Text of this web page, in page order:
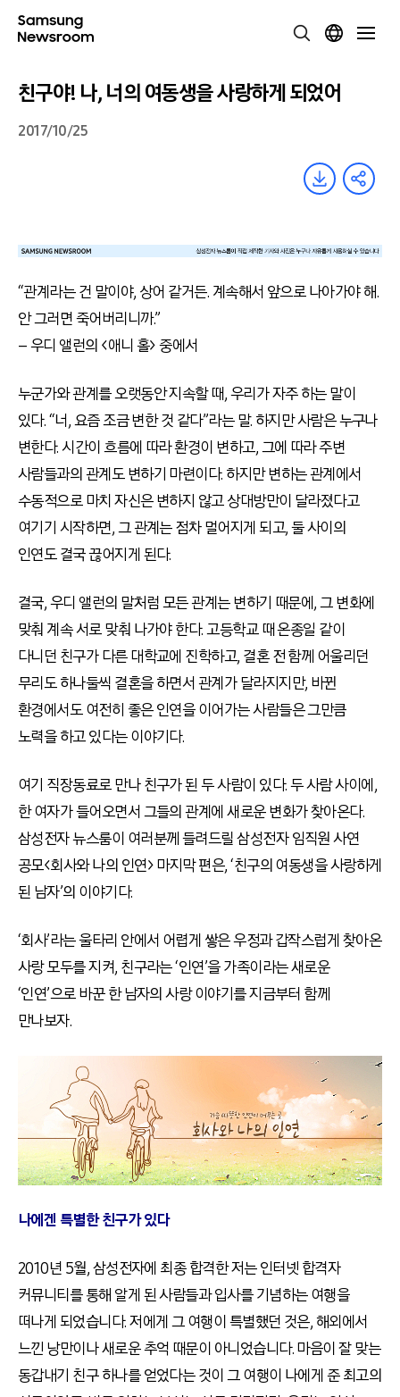
친구야! 나, 너의 여동생을 사랑하게 되었어
2017/10/25
“관계라는 건 말이야, 상어 같거든. 계속해서 앞으로 나아가야 해.
안 그러면 죽어버리니까.”
– 우디 앨런의 <애니 홀> 중에서
누군가와 관계를 오랫동안 지속할 때, 우리가 자주 하는 말이
있다. “너, 요즘 조금 변한 것 같다”라는 말. 하지만 사람은 누구나
변한다. 시간이 흐름에 따라 환경이 변하고, 그에 따라 주변
사람들과의 관계도 변하기 마련이다. 하지만 변하는 관계에서
수동적으로 마치 자신은 변하지 않고 상대방만이 달라졌다고
여기기 시작하면, 그 관계는 점차 멀어지게 되고, 둘 사이의
인연도 결국 끊어지게 된다.
결국, 우디 앨런의 말처럼 모든 관계는 변하기 때문에, 그 변화에
맞춰 계속 서로 맞춰 나가야 한다. 고등학교 때 온종일 같이
다니던 친구가 다른 대학교에 진학하고, 결혼 전 함께 어울리던
무리도 하나둘씩 결혼을 하면서 관계가 달라지지만, 바뀐
환경에서도 여전히 좋은 인연을 이어가는 사람들은 그만큼
노력을 하고 있다는 이야기다.
여기 직장동료로 만나 친구가 된 두 사람이 있다. 두 사람 사이에,
한 여자가 들어오면서 그들의 관계에 새로운 변화가 찾아온다.
삼성전자 뉴스룸이 여러분께 들려드릴 삼성전자 임직원 사연
공모<회사와 나의 인연> 마지막 편은, ‘친구의 여동생을 사랑하게
된 남자’의 이야기다.
‘회사’라는 울타리 안에서 어렵게 쌓은 우정과 갑작스럽게 찾아온
사랑 모두를 지켜, 친구라는 ‘인연’을 가족이라는 새로운
‘인연’으로 바꾼 한 남자의 사랑 이야기를 지금부터 함께
만나보자.
나에겐 특별한 친구가 있다
2010년 5월, 삼성전자에 최종 합격한 저는 인터넷 합격자
커뮤니티를 통해 알게 된 사람들과 입사를 기념하는 여행을
떠나게 되었습니다. 저에게 그 여행이 특별했던 것은, 해외에서
느낀 낭만이나 새로운 추억 때문이 아니었습니다. 마음이 잘 맞는
동갑내기 친구 하나를 얻었다는 것이 그 여행이 나에게 준 최고의